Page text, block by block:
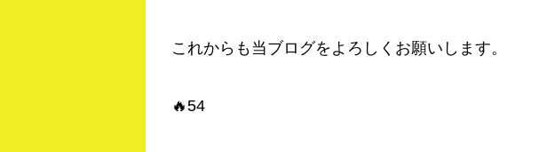
これからも当ブログをよろしくお願いします。
🔥54